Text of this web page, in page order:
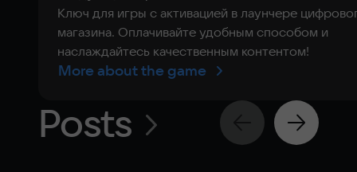
Ключ для игры с активацией в лаунчере
магазина. Оплачивайте удобным способом и
наслаждайтесь качественным контентом!
More about the game
Posts